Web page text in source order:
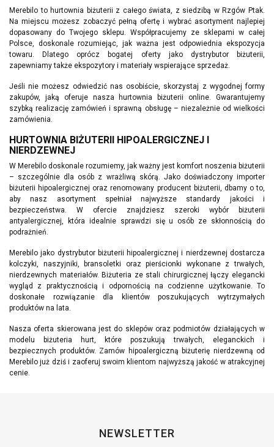
Merebilo to hurtownia biżuterii z całego świata, z siedzibą w Rzgów Ptak.
Na miejscu możesz zobaczyć pełną ofertę i wybrać asortyment najlepiej
dopasowany do Twojego sklepu. Współpracujemy ze sklepami w całej
Polsce, doskonale rozumiejąc, jak ważna jest odpowiednia ekspozycja
towaru. Dlatego oprócz bogatej oferty jako dystrybutor biżuterii,
zapewniamy także ekspozytory i materiały wspierające sprzedaż.
Jeśli nie możesz odwiedzić nas osobiście, skorzystaj z wygodnej formy
zakupów, jaką oferuje nasza hurtownia biżuterii online. Gwarantujemy
szybką realizację zamówień i sprawną obsługę – niezależnie od wielkości
zamówienia.
HURTOWNIA BIŻUTERII HIPOALERGICZNEJ I
NIERDZEWNEJ
W Merebilo doskonale rozumiemy, jak ważny jest komfort noszenia biżuterii
– szczególnie dla osób z wrażliwą skórą. Jako doświadczony importer
biżuterii hipoalergicznej oraz renomowany producent biżuterii, dbamy o to,
aby nasz asortyment spełniał najwyższe standardy jakości i
bezpieczeństwa. W ofercie znajdziesz szeroki wybór biżuterii
antyalergicznej, która idealnie sprawdzi się u osób ze skłonnością do
podrażnień.
Merebilo jako dystrybutor biżuterii hipoalergicznej i nierdzewnej dostarcza
kolczyki, naszyjniki, bransoletki oraz pierścionki wykonane z trwałych,
nierdzewnych materiałów. Biżuteria ze stali chirurgicznej łączy elegancki
wygląd z praktycznością i odpornością na codzienne użytkowanie. To
doskonałe rozwiązanie dla klientów poszukujących wytrzymałych
produktów na lata.
Nasza oferta skierowana jest do sklepów oraz podmiotów działających w
modelu biżuteria hurt, które poszukują trwałych, eleganckich i
bezpiecznych produktów. Zamów hipoalergiczną biżuterię nierdzewną od
Merebilo już dziś i zaoferuj swoim klientom najwyższą jakość w atrakcyjnej
cenie.
NEWSLETTER